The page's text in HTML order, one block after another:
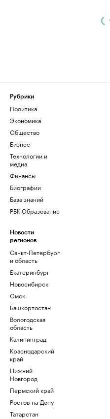
Рубрики
Политика
Экономика
Общество
Бизнес
Технологии и
медиа
Финансы
Биографии
База знаний
РБК Образование
Новости
регионов
Санкт-Петербург
и область
Екатеринбург
Новосибирск
Омск
Башкортостан
Вологодская
область
Калининград
Краснодарский
край
Нижний
Новгород
Пермский край
Ростов-на-Дону
Татарстан